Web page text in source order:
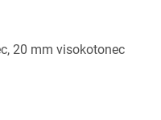
20 mm visokotonec